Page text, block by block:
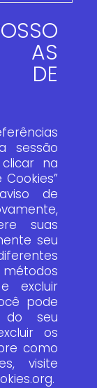
AS
DE
sessão
na
de
suas
seu
excluir
pode
do seu
os
como
visite